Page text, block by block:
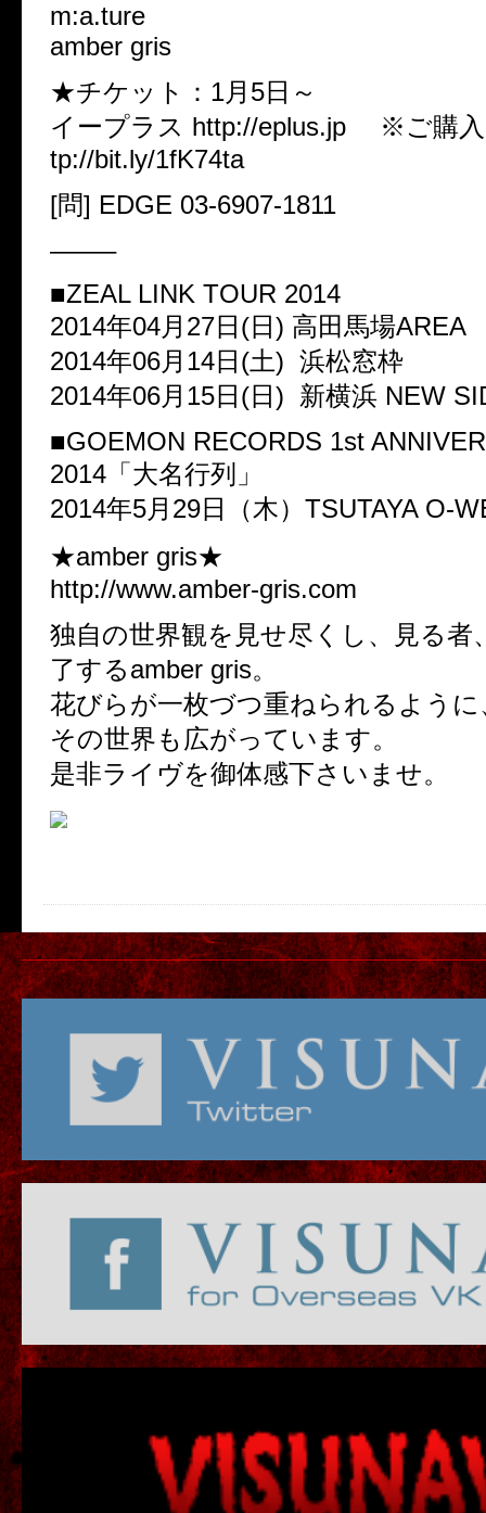
m:a.ture
amber gris
★チケット：1月5日～
イープラス http://eplus.jp ※ご購
tp://bit.ly/1fK74ta
[問] EDGE 03-6907-1811
——–
■ZEAL LINK TOUR 2014
2014年04月27日(日) 高田馬場AREA
2014年06月14日(土) 浜松窓枠
2014年06月15日(日) 新横浜 NEW
■GOEMON RECORDS 1st
2014「大名行列」
2014年5月29日（木）TSUTAYA O-
★amber gris★
http://www.amber-gris.com
独自の世界観を見せ尽くし、見る者
了するamber gris。
花びらが一枚づつ重ねられるよう
その世界も広がっています。
是非ライヴを御体感下さいませ。